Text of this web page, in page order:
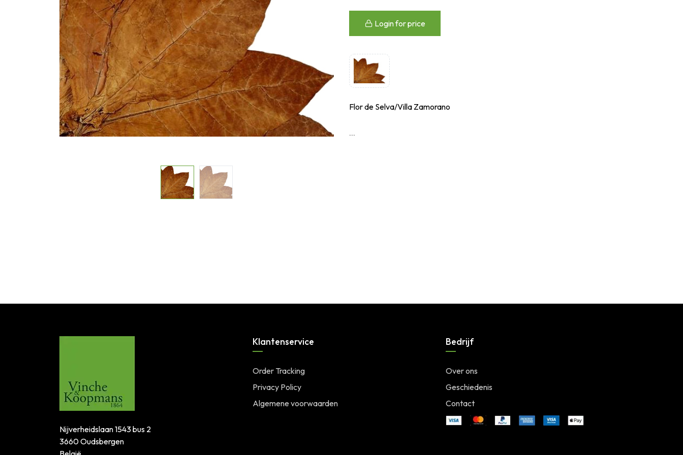
Login for price
Flor de Selva/Villa Zamorano
...
Nijverheidslaan 1543 bus 2
3660 Oudsbergen
Klantenservice
Order Tracking
Privacy Policy
Algemene voorwaarden
Bedrijf
Over ons
Geschiedenis
Contact